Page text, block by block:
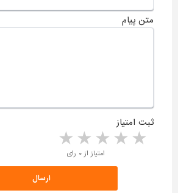
متن پیام
ثبت امتیاز
4 stars 3 stars 2 stars 1 star امتیاز از ۰ رای